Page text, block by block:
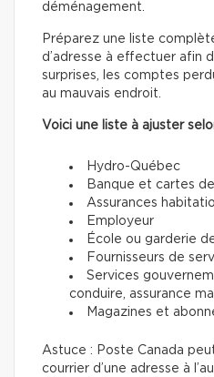
déménagement.
Préparez une liste
d’adresse à effectuer afin
surprises, les comptes
au mauvais endroit.
Voici une liste à ajuster
Hydro-Québec
Banque et cartes
Assurances
Employeur
École ou garderie
Fournisseurs de
Services
conduire, assurance
Magazines et
Astuce : Poste Canada
courrier d’une adresse à